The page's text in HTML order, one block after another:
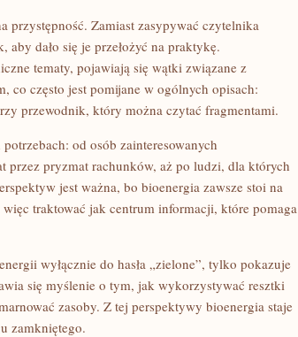
przystępność. Zamiast zasypywać czytelnika
dało się je przełożyć na praktykę.
tematy, pojawiają się wątki związane z
co często jest pomijane w ogólnych opisach:
przewodnik, który można czytać fragmentami.
od osób zainteresowanych
przez pryzmat rachunków, aż po ludzi, dla których
jest ważna, bo bioenergia zawsze stoi na
traktować jak centrum informacji, które pomaga
wyłącznie do hasła „zielone”, tylko pokazuje
się myślenie o tym, jak wykorzystywać resztki
zasoby. Z tej perspektywy bioenergia staje
zamkniętego.